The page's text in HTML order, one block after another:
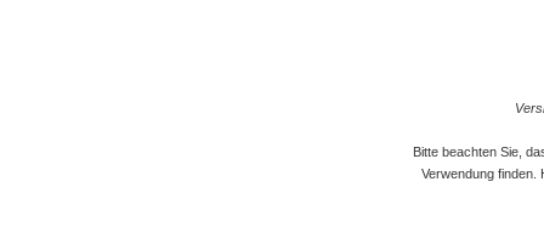
Bitte beachten Sie,
Verwendung finden.